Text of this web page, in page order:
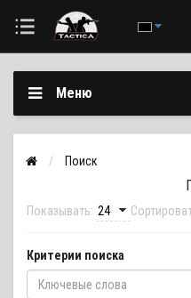
Меню
Поиск
Показывать:
Критерии поиска